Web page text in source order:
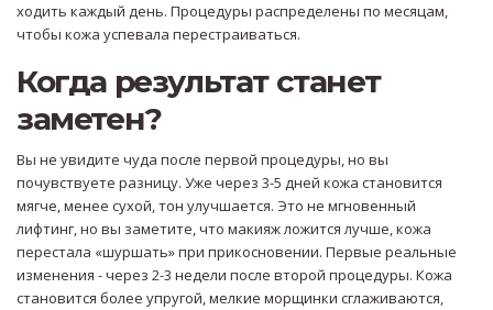
ходить каждый день. Процедуры распределены по месяцам,
чтобы кожа успевала перестраиваться.
Когда результат станет
заметен?
Вы не увидите чуда после первой процедуры, но вы
почувствуете разницу. Уже через 3-5 дней кожа становится
мягче, менее сухой, тон улучшается. Это не мгновенный
лифтинг, но вы заметите, что макияж ложится лучше, кожа
перестала «шуршать» при прикосновении. Первые реальные
изменения - через 2-3 недели после второй процедуры. Кожа
становится более упругой, мелкие морщинки сглаживаются,